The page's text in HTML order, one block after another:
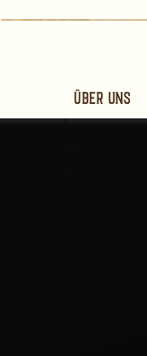
Über uns